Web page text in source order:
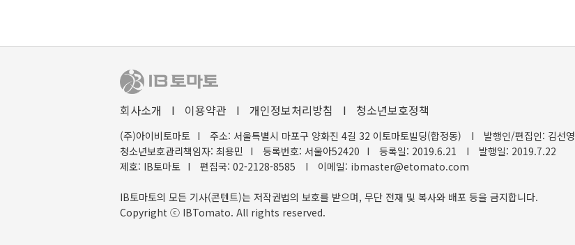
회사소개 I 이용약관 I 개인정보처리방침 I 청소년보호정책
(주)아이비토마토 I 주소: 서울특별시 마포구 양화진 4길 32 이토마토빌딩(합정동) I
발행인/편집인: 김선영
청소년보호관리책임자: 최용민 I 등록번호: 서울아52420 I 등록일: 2019.6.21 I
발행일: 2019.7.22
제호: IB토마토 I 편집국: 02-2128-8585 I 이메일: ibmaster@etomato.com
IB토마토의 모든 기사(콘텐트)는 저작권법의 보호를 받으며, 무단 전재 및 복사와 배포 등을 금지합니다.
Copyright ⓒ IBTomato. All rights reserved.